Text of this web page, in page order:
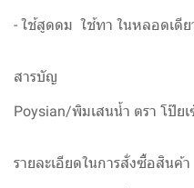
- ใช้สูดดม ใช้ทา ในหลอดเดีย
สารบัญ
Poysian/พิมเสนน้ำ ตรา โป๊
รายละเอียดในการสั่งซื้อสินค้า